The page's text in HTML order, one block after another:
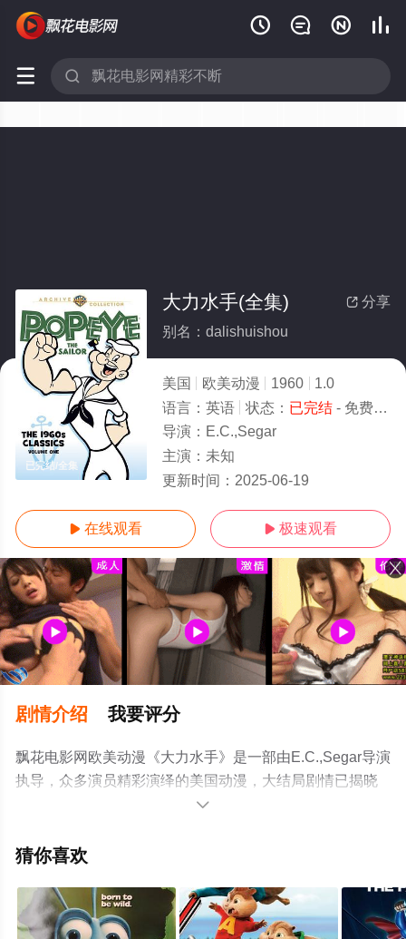
   
 
已完结/全集
 分享
大力水手(全集)
别名：dalishuishou
美国 欧美动漫 1960
1.0
语言： 英语 状态： 已完结- 免费在线观看
导演： E.C.,Segar
主演： 未知
更新时间： 2025-06-19
 在线观看  极速观看
剧情介绍 我要评分
飘花电影网欧美动漫《大力水手》是一部由E.C.,Segar导演
执导，众多演员精彩演绎的美国动漫，大结局剧情已揭晓
（已完结），手机免费观看高清无删减完整版动漫全集就
剧情网等平台了解。

猜你喜欢